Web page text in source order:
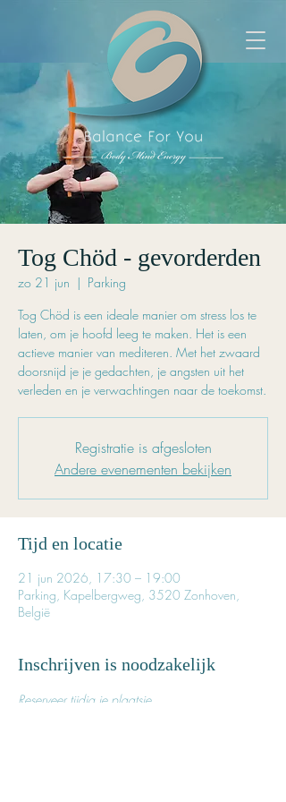
Tog Chöd - gevorderden
zo 21 jun
  |
Parking
Tog Chöd is een ideale manier om stress los te
laten, om je hoofd leeg te maken. Het is een
actieve manier van mediteren. Met het zwaard
doorsnijd je je gedachten, je angsten uit het
verleden en je verwachtingen naar de toekomst.
Registratie is afgesloten
Andere evenementen bekijken
Tijd en locatie
21 jun 2026, 17:30 – 19:00
Parking, Kapelbergweg, 3520 Zonhoven,
België
Inschrijven is noodzakelijk
Reserveer tijdig je plaatsje.